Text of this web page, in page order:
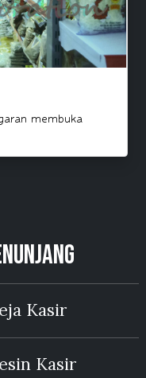
membuka
Kasir
Kasir